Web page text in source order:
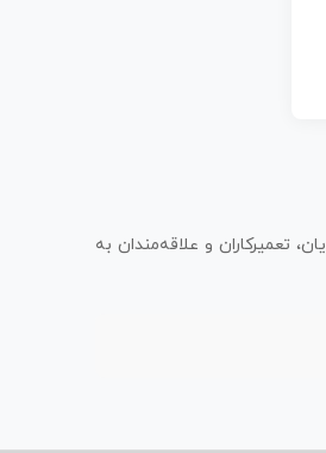
تعمیرکاران و علاقه‌مندان به